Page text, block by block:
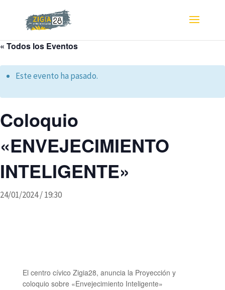
« Todos los Eventos
Este evento ha pasado.
Coloquio
«ENVEJECIMIENTO
INTELIGENTE»
24/01/2024 / 19:30
El centro cívico Zigia28, anuncia la Proyección y
coloquio sobre «Envejecimiento Inteligente»